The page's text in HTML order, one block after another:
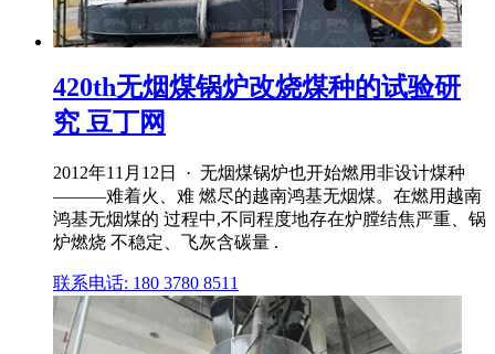
420th无烟煤锅炉改烧煤种的试验研
究 豆丁网
2012年11月12日 · 无烟煤锅炉也开始燃用非设计煤种
———难着火、难 燃尽的越南鸿基无烟煤。在燃用越南
鸿基无烟煤的 过程中,不同程度地存在炉膛结焦严重、锅
炉燃烧 不稳定、飞灰含碳量 .
联系电话: 180 3780 8511